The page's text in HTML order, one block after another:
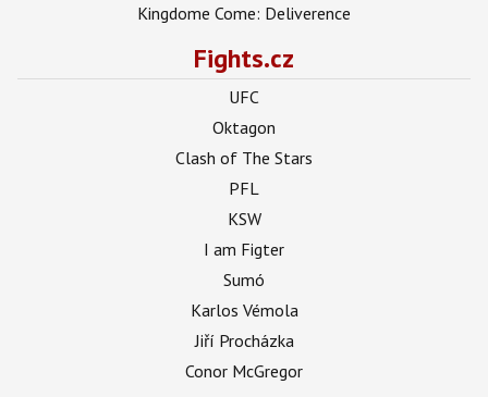
Kingdome Come: Deliverence
Fights.cz
UFC
Oktagon
Clash of The Stars
PFL
KSW
I am Figter
Sumó
Karlos Vémola
Jiří Procházka
Conor McGregor